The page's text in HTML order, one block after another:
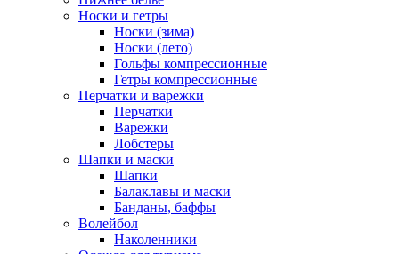
Носки и гетры
Носки (зима)
Носки (лето)
Гольфы компрессионные
Гетры компрессионные
Перчатки и варежки
Перчатки
Варежки
Лобстеры
Шапки и маски
Шапки
Балаклавы и маски
Банданы, баффы
Волейбол
Наколенники